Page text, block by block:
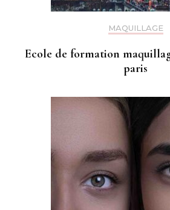
MAQUILLAGE
Ecole de formation
paris